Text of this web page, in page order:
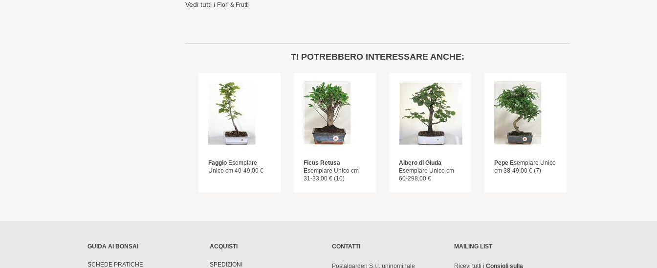
Vedi tutti i Fiori & Frutti
TI POTREBBERO INTERESSARE ANCHE:
Faggio Esemplare
Unico cm 40-49,00 €
Ficus Retusa
Esemplare Unico cm
31-33,00 € (10)
Albero di Giuda
Esemplare Unico cm
60-298,00 €
Pepe Esemplare Unico
cm 38-49,00 € (7)
GUIDA AI BONSAI
SCHEDE PRATICHE
ACQUISTI
SPEDIZIONI
CONTATTI
Postalgarden S.r.l. uninominale
MAILING LIST
Ricevi tutti i Consigli sulla